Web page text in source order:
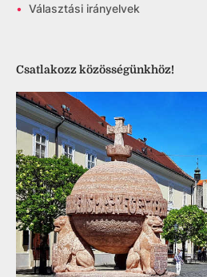
• Választási irányelvek
Csatlakozz közösségünkhöz!